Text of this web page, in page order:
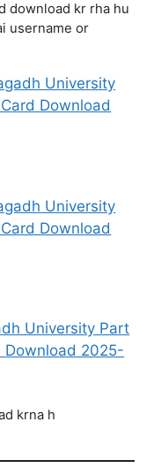
download kr rha hu
username or
University
Download
University
Download
University Part
Download 2025-
krna h